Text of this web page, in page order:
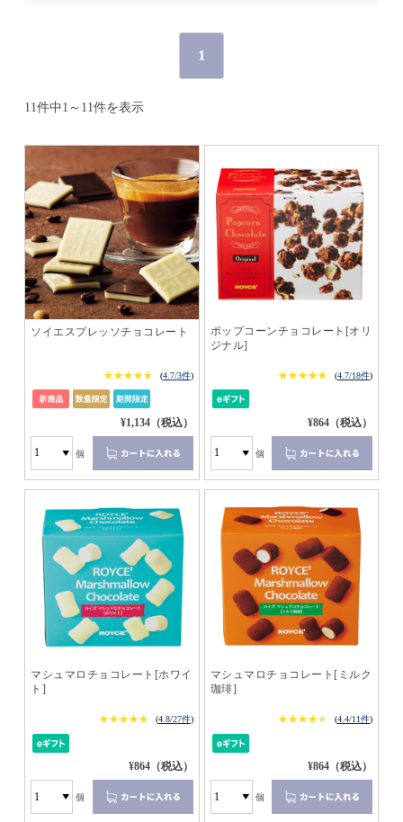
1
11件中1～11件を表示
ソイエスプレッソチョコレート
★★★★★
★★★★★ (4.7/3件)
¥1,134（税込）
個
ポップコーンチョコレート[オリ
ジナル]
★★★★★
★★★★★ (4.7/18件)
¥864（税込）
個
マシュマロチョコレート[ホワイ
ト]
★★★★★
★★★★★ (4.8/27件)
¥864（税込）
個
マシュマロチョコレート[ミルク
珈琲]
★★★★★
★★★★★ (4.4/11件)
¥864（税込）
個